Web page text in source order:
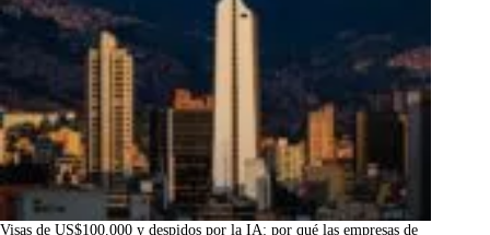
Visas de US$100.000 y despidos por la IA: por qué las empresas de